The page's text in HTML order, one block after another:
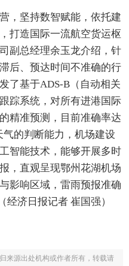
，坚持数智赋能，依托建
打造国际一流航空货运枢
副总经理余玉龙介绍，针
后、预达时间不准确的行
了基于ADS-B（自动相关
踪系统，对所有进港国际
精准预测，目前准确率达
的判断能力，机场建设
智能技术，能够开展多时
，直观呈现鄂州花湖机场
影响区域，雷雨预报准确
经济日报记者 崔国强）
来源出处机构或作者所有，转载请